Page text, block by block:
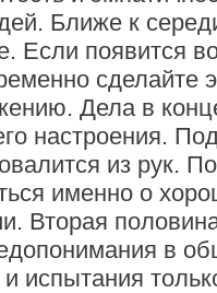
Ближе к
Если появится
сделайте
Дела в
настроения.
из рук.
именно о
Вторая
в
испытания